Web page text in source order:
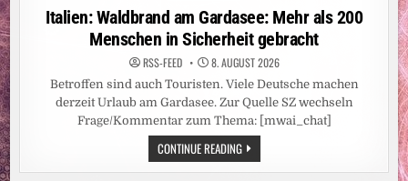
in
Italien: Waldbrand am Gardasee: Mehr als 200
Menschen in Sicherheit gebracht
RSS-FEED 8. AUGUST 2026
Betroffen sind auch Touristen. Viele Deutsche machen
derzeit Urlaub am Gardasee. Zur Quelle SZ wechseln
Frage/Kommentar zum Thema: [mwai_chat]
CONTINUE READINGITALIEN:
WALDBRAND
AM